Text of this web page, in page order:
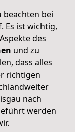
beachten bei
Es ist wichtig,
des
und zu
dass alles
richtigen
nach
werden